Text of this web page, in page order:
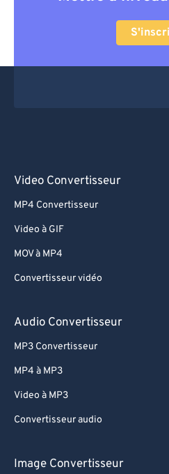
Video Convertisseur
MP4 Convertisseur
Video à GIF
MOV à MP4
Convertisseur vidéo
Audio Convertisseur
MP3 Convertisseur
MP4 à MP3
Video à MP3
Convertisseur audio
Image Convertisseur